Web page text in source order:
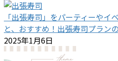
「出張寿司」をパーティーやイ
と、おすすめ！出張寿司プラン
2025年1月6日